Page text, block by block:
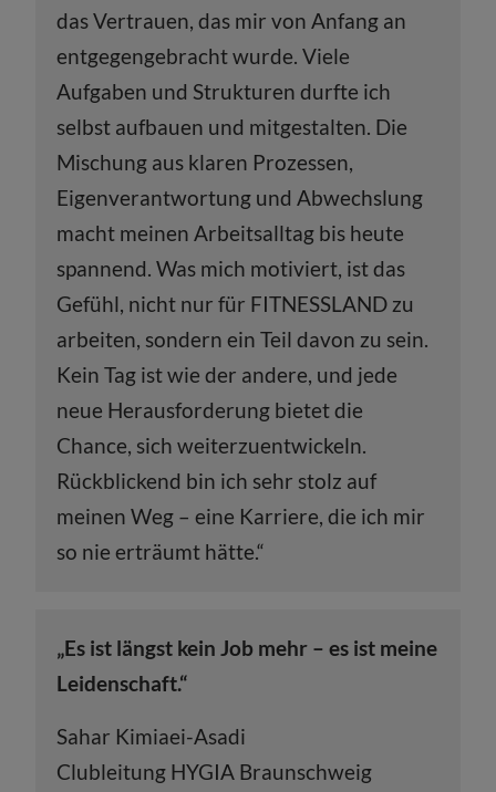
das Vertrauen, das mir von Anfang an
entgegengebracht wurde. Viele
Aufgaben und Strukturen durfte ich
selbst aufbauen und mitgestalten. Die
Mischung aus klaren Prozessen,
Eigenverantwortung und Abwechslung
macht meinen Arbeitsalltag bis heute
spannend. Was mich motiviert, ist das
Gefühl, nicht nur für FITNESSLAND zu
arbeiten, sondern ein Teil davon zu sein.
Kein Tag ist wie der andere, und jede
neue Herausforderung bietet die
Chance, sich weiterzuentwickeln.
Rückblickend bin ich sehr stolz auf
meinen Weg – eine Karriere, die ich mir
so nie erträumt hätte.“
„Es ist längst kein Job mehr – es ist meine
Leidenschaft.“
Sahar Kimiaei-Asadi
Clubleitung HYGIA Braunschweig